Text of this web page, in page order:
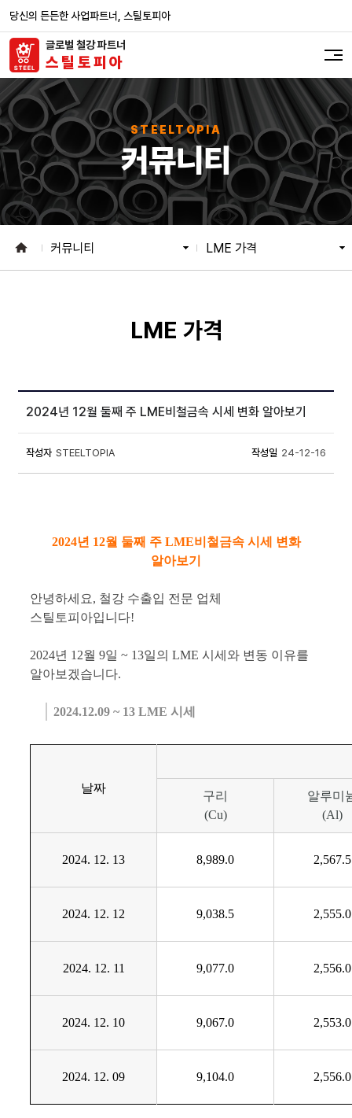
당신의 든든한 사업파트너, 스틸토피아
글로벌 철강 파트너
스 틸 토피 아
STEELTOPIA
커뮤니티
커뮤니티 LME 가격
LME 가격
2024년 12월 둘째 주 LME비철금속 시세 변화 알아보기
작성자 STEELTOPIA 작성일 24-12-16
2024년 12월 둘째 주 LME비철금속 시세 변화
알아보기
안녕하세요, 철강 수출입 전문 업체
스틸토피아입니다!
2024년 12월 9일 ~ 13일의 LME 시세와 변동 이유를
알아보겠습니다.
2024.12.09 ~ 13 LME 시세
날짜
구리
(Cu)
알루미
(Al)
2024. 12. 13 8,989.0 2,567.5
2024. 12. 12 9,038.5 2,555.0
2024. 12. 11 9,077.0 2,556.0
2024. 12. 10 9,067.0 2,553.0
2024. 12. 09 9,104.0 2,556.0